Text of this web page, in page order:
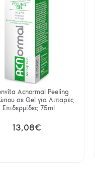
Acnormal Peeling
σε Gel για Λιπαρές
Επιδερμίδες 75ml
13,08€